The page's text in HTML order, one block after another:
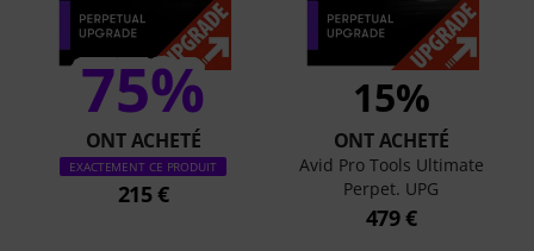
75%
ONT ACHETÉ
EXACTEMENT CE PRODUIT
215 €
15%
ONT ACHETÉ
Avid Pro Tools Ultimate
Perpet. UPG
479 €